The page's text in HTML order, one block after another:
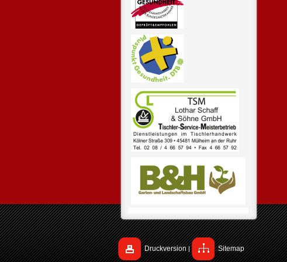
Druckversion | Sitemap